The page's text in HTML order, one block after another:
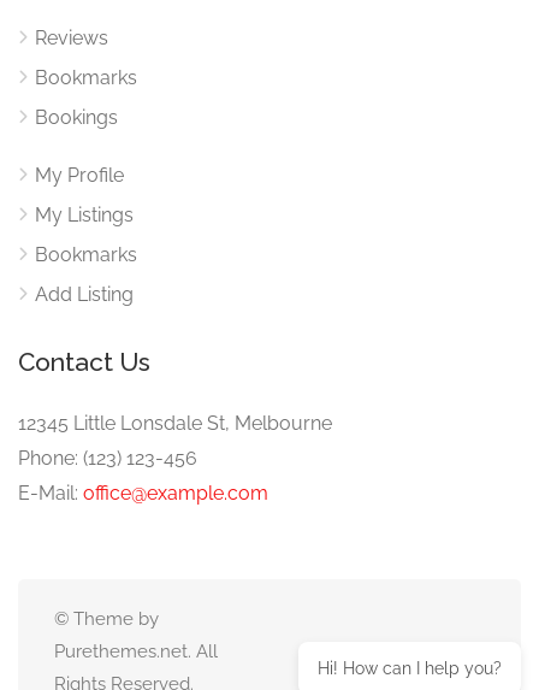
Reviews
Bookmarks
Bookings
My Profile
My Listings
Bookmarks
Add Listing
Contact Us
12345 Little Lonsdale St, Melbourne
Phone: (123) 123-456
E-Mail: office@example.com
© Theme by
Purethemes.net. All
Rights Reserved.
Hi! How can I help you?